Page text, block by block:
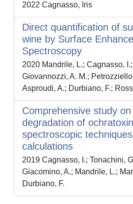
2022 Cagnasso, Iris
Direct quantification of
wine by Surface
Spectroscopy
2020 Mandrile, L.; Cagnasso,
Giovannozzi, A. M.;
Asproudi, A.; Durbiano, F.;
Comprehensive study
degradation of
spectroscopic
calculations
2019 Cagnasso, I.; Tonachini,
Giacomino, A.; Mandrile, L.;
Durbiano, F.